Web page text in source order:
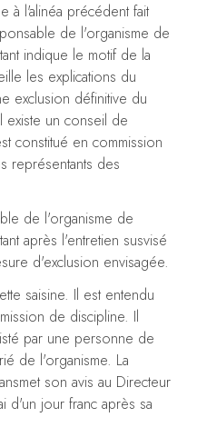
à l'alinéa précédent fait
de l'organisme de
indique le motif de la
les explications du
exclusion définitive du
existe un conseil de
constitué en commission
représentants des
de l'organisme de
après l'entretien susvisé
d'exclusion envisagée.
saisine. Il est entendu
de discipline. Il
par une personne de
de l'organisme. La
son avis au Directeur
d'un jour franc après sa